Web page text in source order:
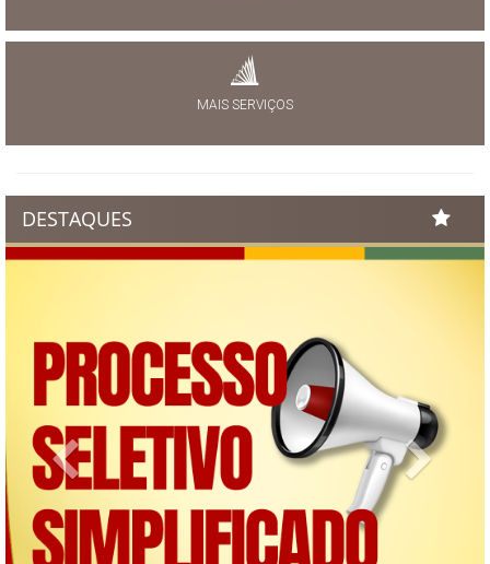
MAIS SERVIÇOS
DESTAQUES
Previous Next